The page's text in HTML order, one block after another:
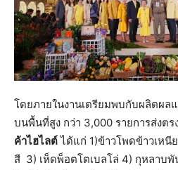
โดยภายในงานเตรียมพบกับผลิตผ
บนพื้นที่สูง กว่า 3,000 รายการส่งต
ค้าไฮไลต์ได้แก่ 1)ข้าวโพดข้าวเห
สี 3) เห็ดพ็อตโตเบลโล่ 4) กุหลาบ